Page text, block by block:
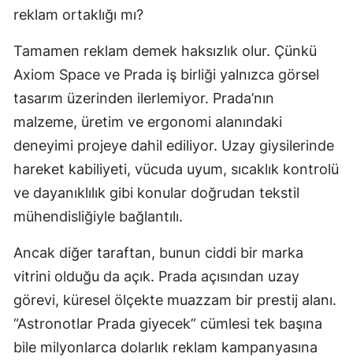
reklam ortaklığı mı?
Tamamen reklam demek haksızlık olur. Çünkü
Axiom Space ve Prada iş birliği yalnızca görsel
tasarım üzerinden ilerlemiyor. Prada’nın
malzeme, üretim ve ergonomi alanındaki
deneyimi projeye dahil ediliyor. Uzay giysilerinde
hareket kabiliyeti, vücuda uyum, sıcaklık kontrolü
ve dayanıklılık gibi konular doğrudan tekstil
mühendisliğiyle bağlantılı.
Ancak diğer taraftan, bunun ciddi bir marka
vitrini olduğu da açık. Prada açısından uzay
görevi, küresel ölçekte muazzam bir prestij alanı.
“Astronotlar Prada giyecek” cümlesi tek başına
bile milyonlarca dolarlık reklam kampanyasına